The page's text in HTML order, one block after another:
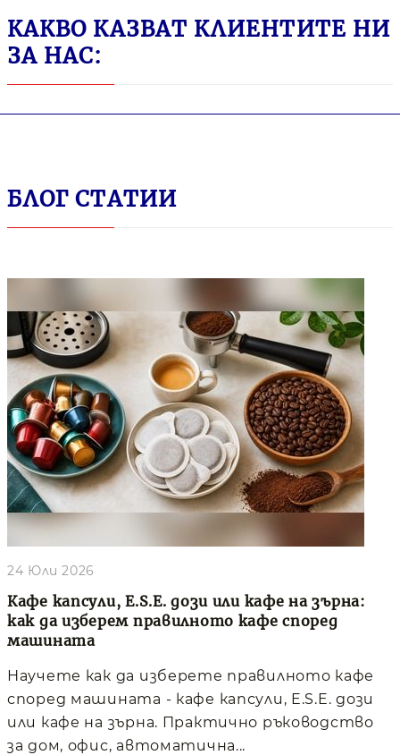
КАКВО КАЗВАТ КЛИЕНТИТЕ НИ
ЗА НАС:
БЛОГ СТАТИИ
Кафе капсули, E.S.E. дози или кафе на зърна:
как да изберем правилното кафе според
машината
24 Юли 2026
Научете как да изберете правилното кафе
според машината - кафе капсули, E.S.E. дози
или кафе на зърна. Практично ръководство
за дом, офис, автоматична...